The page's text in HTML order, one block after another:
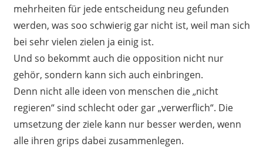
mehrheiten für jede entscheidung neu gefunden
werden, was soo schwierig gar nicht ist, weil man sich
bei sehr vielen zielen ja einig ist.
Und so bekommt auch die opposition nicht nur
gehör, sondern kann sich auch einbringen.
Denn nicht alle ideen von menschen die „nicht
regieren“ sind schlecht oder gar „verwerflich“. Die
umsetzung der ziele kann nur besser werden, wenn
alle ihren grips dabei zusammenlegen.